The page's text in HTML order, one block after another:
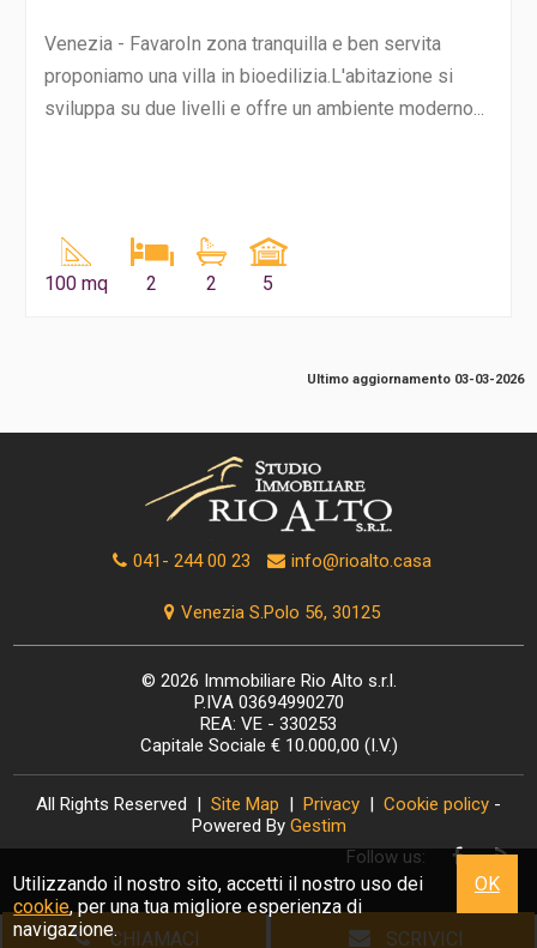
CHIAMACI SCRIVICI
Venezia - FavaroIn zona tranquilla e ben servita
proponiamo una villa in bioedilizia.L'abitazione si
sviluppa su due livelli e offre un ambiente moderno...
100 mq 2 2 5
Ultimo aggiornamento 03-03-2026
041- 244 00 23 info@rioalto.casa
Venezia S.Polo 56, 30125
© 2026 Immobiliare Rio Alto s.r.l.
P.IVA 03694990270
REA: VE - 330253
Capitale Sociale € 10.000,00 (I.V.)
All Rights Reserved | Site Map | Privacy | Cookie policy -
Powered By Gestim
Follow us:
Utilizzando il nostro sito, accetti il nostro uso dei
cookie, per una tua migliore esperienza di
navigazione.
OK